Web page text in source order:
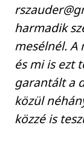
harmadik
mesélnél. A
és mi is ezt
garantált a
közül
közzé is